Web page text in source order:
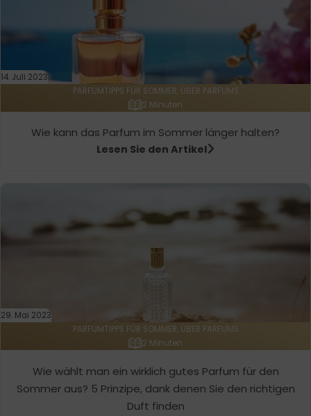
14. Juli 2023
PARFUMTIPPS FÜR SOMMER, ÜBER PARFUMS
2 Minuten
Wie kann das Parfum im Sommer länger halten?
Lesen Sie den Artikel
29. Mai 2023
PARFUMTIPPS FÜR SOMMER, ÜBER PARFUMS
2 Minuten
Wie wählt man ein wirklich gutes Parfum für den
Sommer aus? 5 Prinzipe, dank denen Sie den richtigen
Duft finden